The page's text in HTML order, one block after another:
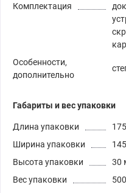
Комплектация
Особенности,
дополнительно
Габариты и вес упаковки
Длина упаковки
Ширина упаковки
Высота упаковки
30
Вес упаковки